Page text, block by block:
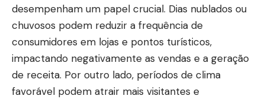
desempenham um papel crucial. Dias nublados ou
chuvosos podem reduzir a frequência de
consumidores em lojas e pontos turísticos,
impactando negativamente as vendas e a geração
de receita. Por outro lado, períodos de clima
favorável podem atrair mais visitantes e